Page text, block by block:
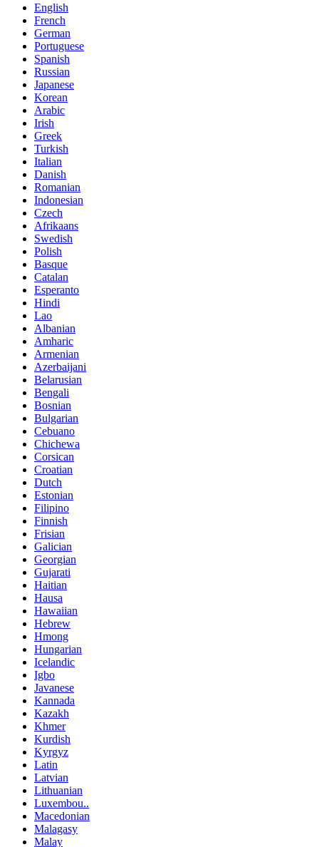
English
French
German
Portuguese
Spanish
Russian
Japanese
Korean
Arabic
Irish
Greek
Turkish
Italian
Danish
Romanian
Indonesian
Czech
Afrikaans
Swedish
Polish
Basque
Catalan
Esperanto
Hindi
Lao
Albanian
Amharic
Armenian
Azerbaijani
Belarusian
Bengali
Bosnian
Bulgarian
Cebuano
Chichewa
Corsican
Croatian
Dutch
Estonian
Filipino
Finnish
Frisian
Galician
Georgian
Gujarati
Haitian
Hausa
Hawaiian
Hebrew
Hmong
Hungarian
Icelandic
Igbo
Javanese
Kannada
Kazakh
Khmer
Kurdish
Kyrgyz
Latin
Latvian
Lithuanian
Luxembou..
Macedonian
Malagasy
Malay